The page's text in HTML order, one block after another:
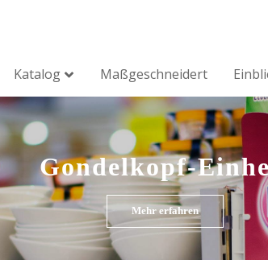
Katalog Maßgeschneidert
Gondelkopf-
Mehr erfahren